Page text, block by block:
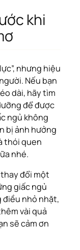
khi
nhưng hiệu
Nếu bạn
dài, hãy tìm
để được
ngủ không
bị ảnh hưởng
thói quen
nhé.
đổi một
giấc ngủ
điều nhỏ nhặt,
vài quả
sẽ cảm ơn